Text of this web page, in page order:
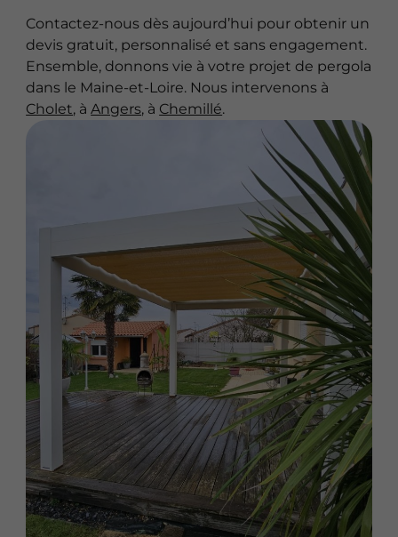
Contactez-nous dès aujourd’hui pour obtenir un
devis gratuit, personnalisé et sans engagement.
Ensemble, donnons vie à votre projet de pergola
dans le Maine-et-Loire. Nous intervenons à
Cholet, àAngers, à Chemillé.